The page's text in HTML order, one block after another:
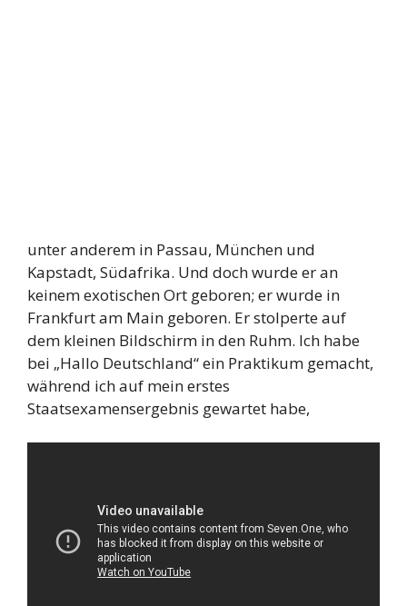
unter anderem in Passau, München und
Kapstadt, Südafrika. Und doch wurde er an
keinem exotischen Ort geboren; er wurde in
Frankfurt am Main geboren. Er stolperte auf
dem kleinen Bildschirm in den Ruhm. Ich habe
bei „Hallo Deutschland“ ein Praktikum gemacht,
während ich auf mein erstes
Staatsexamensergebnis gewartet habe,